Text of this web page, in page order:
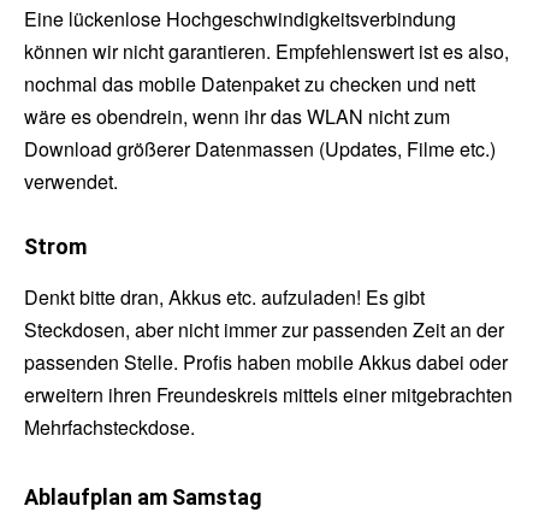
Eine lückenlose Hochgeschwindigkeitsverbindung
können wir nicht garantieren. Empfehlenswert ist es also,
nochmal das mobile Datenpaket zu checken und nett
wäre es obendrein, wenn ihr das WLAN nicht zum
Download größerer Datenmassen (Updates, Filme etc.)
verwendet.
Strom
Denkt bitte dran, Akkus etc. aufzuladen! Es gibt
Steckdosen, aber nicht immer zur passenden Zeit an der
passenden Stelle. Profis haben mobile Akkus dabei oder
erweitern ihren Freundeskreis mittels einer mitgebrachten
Mehrfachsteckdose.
Ablaufplan am Samstag